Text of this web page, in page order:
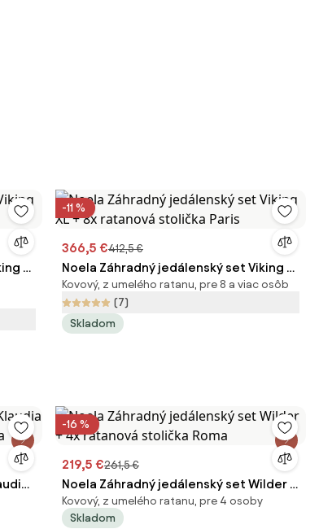
L
-11 %
366,5 €412,5 €
Noela Záhradný jedálenský set Viking XL
+ 8x ratanová stolička Paris
Kovový, z umelého ratanu, pre 8 a viac osôb
(7)
Skladom
-16 %
219,5 €261,5 €
Noela Záhradný jedálenský set Wilder +
4x ratanová stolička Roma
Kovový, z umelého ratanu, pre 4 osoby
Skladom